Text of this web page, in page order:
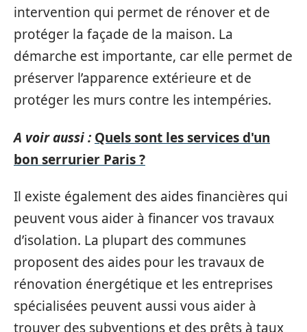
intervention qui permet de rénover et de
protéger la façade de la maison. La
démarche est importante, car elle permet de
préserver l’apparence extérieure et de
protéger les murs contre les intempéries.
A voir aussi : Quels sont les services d'un
bon serrurier Paris ?
Il existe également des aides financières qui
peuvent vous aider à financer vos travaux
d’isolation. La plupart des communes
proposent des aides pour les travaux de
rénovation énergétique et les entreprises
spécialisées peuvent aussi vous aider à
trouver des subventions et des prêts à taux